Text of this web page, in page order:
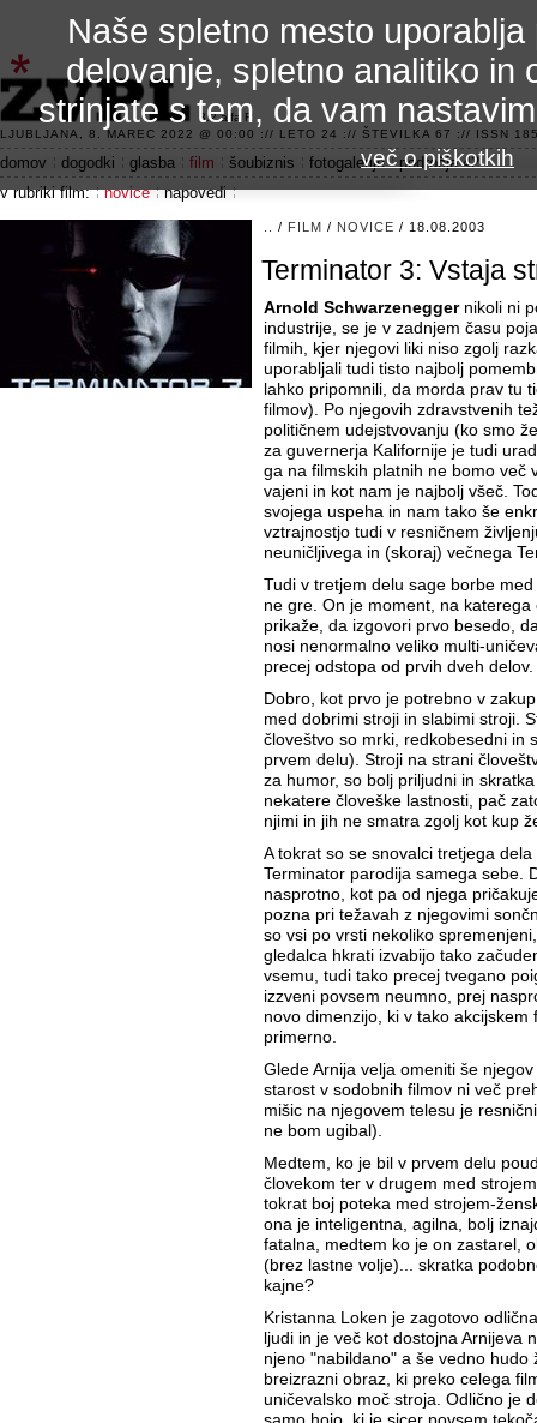
3.2 alfa R
LJUBLJANA, 8. MAREC 2022 @ 00:00 :// LETO 24 :// ŠTEVILKA 67 :// ISSN
domov dogodki glasba film šoubiznis fotogalerije
področje 42
v rubriki film:
novice napovedi
/ FILM / NOVICE / 18.08.2003
Terminator 3: Vstaja
Arnold Schwarzeneggernikoli ni
industrije, se je v zadnjem času
filmih, kjer njegovi liki niso zgolj
uporabljali tudi tisto najbolj
lahko pripomnili, da morda prav tu
filmov). Po njegovih zdravstvenih
političnem udejstvovanju (ko smo
za guvernerja Kalifornije je tudi
ga na filmskih platnih ne bomo več
vajeni in kot nam je najbolj všeč.
svojega uspeha in nam tako še
vztrajnostjo tudi v resničnem
neuničljivega in (skoraj) večnega
Tudi v tretjem delu sage borbe
ne gre. On je moment, na
prikaže, da izgovori prvo besedo,
nosi nenormalno veliko multi-
precej odstopa od prvih dveh delov.
Dobro, kot prvo je potrebno v
med dobrimi stroji in slabimi stroji.
človeštvo so mrki, redkobesedni in
prvem delu). Stroji na strani
za humor, so bolj priljudni in
nekatere človeške lastnosti, pač
njimi in jih ne smatra zgolj kot kup
A tokrat so se snovalci tretjega
Terminator parodija samega sebe.
nasprotno, kot pa od njega
pozna pri težavah z njegovimi
so vsi po vrsti nekoliko
gledalca hkrati izvabijo tako
vsemu, tudi tako precej tvegano
izzveni povsem neumno, prej
novo dimenzijo, ki v tako
primerno.
Glede Arnija velja omeniti še
starost v sodobnih filmov ni več
mišic na njegovem telesu je
ne bom ugibal).
Medtem, ko je bil v prvem delu
človekom ter v drugem med
tokrat boj poteka med strojem-
ona je inteligentna, agilna, bolj
fatalna, medtem ko je on zastarel,
(brez lastne volje)... skratka
kajne?
Kristanna Loken je zagotovo
ljudi in je več kot dostojna Arnijeva
njeno "nabildano" a še vedno hudo
breizrazni obraz, ki preko celega
uničevalsko moč stroja. Odlično je
Naše spletno mesto
delovanje, spletno analitiko in
strinjate s tem, da vam
več o piškotkih